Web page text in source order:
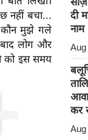
नहीं बचा...
कौन मुझे गले
लोग और
को इस समय
दी
नाम
Aug
कर
Aug